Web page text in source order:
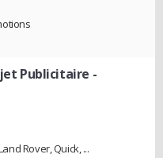
Publicitaire -
Rover, Quick, ...